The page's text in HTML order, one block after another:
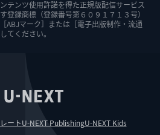
テンツ使用許諾を得た正規版配信サービス
登録商標（登録番号第６０９１７１３号）
ABJマーク］または［電子出版制作・流通
てください。
ートU-NEXT PublishingU-NEXT Kids